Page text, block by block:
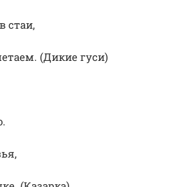
стаи,
(Дикие гуси)